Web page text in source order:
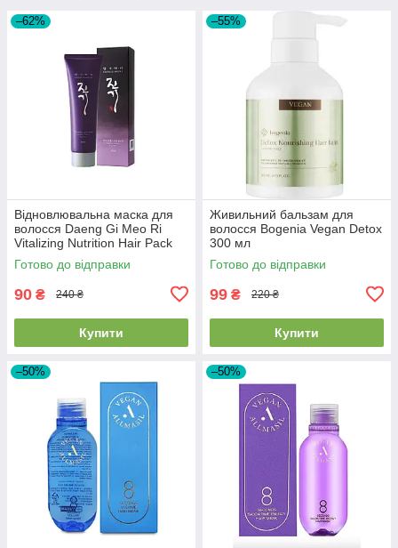
–62%
Відновлювальна маска для
волосся Daeng Gi Meo Ri
Vitalizing Nutrition Hair Pack
120ml EXP28/08/26
Готово до відправки
90 ₴ 240 ₴
Купити
–55%
Живильний бальзам для
волосся Bogenia Vegan Detox
300 мл
Готово до відправки
99 ₴ 220 ₴
Купити
–50% –50%